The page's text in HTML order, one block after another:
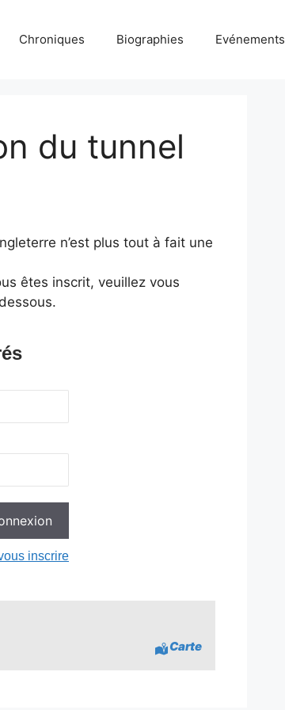
Chroniques Biographies Evénements
du tunnel
n’est plus tout à fait une
êtes inscrit, veuillez vous
inscrire
Carte